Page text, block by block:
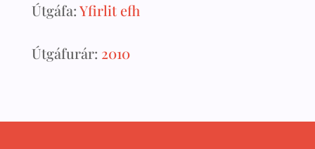
Útgáfa:Yfirlit efh
Útgáfurár: 2010